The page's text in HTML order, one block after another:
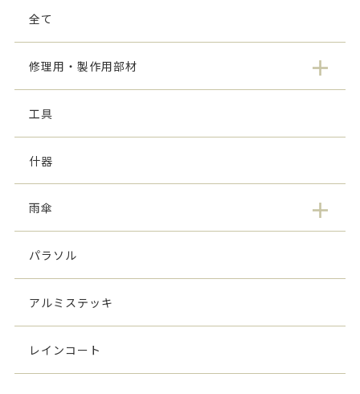
全て
修理用・製作用部材
工具
什器
雨傘
パラソル
アルミステッキ
レインコート